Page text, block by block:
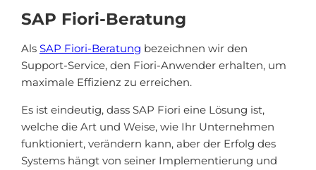
SAP Fiori-Beratung
Als SAP Fiori-Beratung bezeichnen wir den
Support-Service, den Fiori-Anwender erhalten, um
maximale Effizienz zu erreichen.
Es ist eindeutig, dass SAP Fiori eine Lösung ist,
welche die Art und Weise, wie Ihr Unternehmen
funktioniert, verändern kann, aber der Erfolg des
Systems hängt von seiner Implementierung und